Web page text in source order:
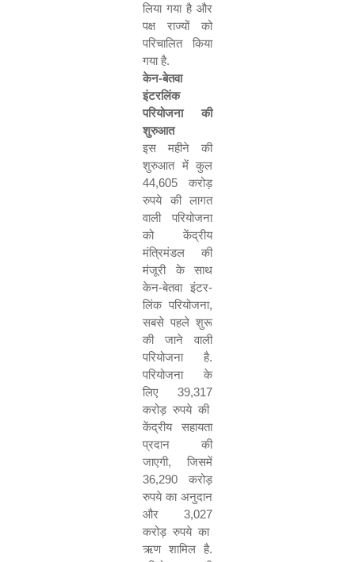
लिया गया है और
पक्ष राज्यों को
परिचालित किया
गया है.
केन-बेतवा
इंटरलिंक
परियोजना की
शुरुआत
इस महीने की
शुरुआत में कुल
44,605 करोड़
रुपये की लागत
वाली परियोजना
को केंद्रीय
मंत्रिमंडल की
मंजूरी के साथ
केन-बेतवा इंटर-
लिंक परियोजना,
सबसे पहले शुरू
की जाने वाली
परियोजना है.
परियोजना के
लिए 39,317
करोड़ रुपये की
केंद्रीय सहायता
प्रदान की
जाएगी, जिसमें
36,290 करोड़
रुपये का अनुदान
और 3,027
करोड़ रुपये का
ऋण शामिल है.